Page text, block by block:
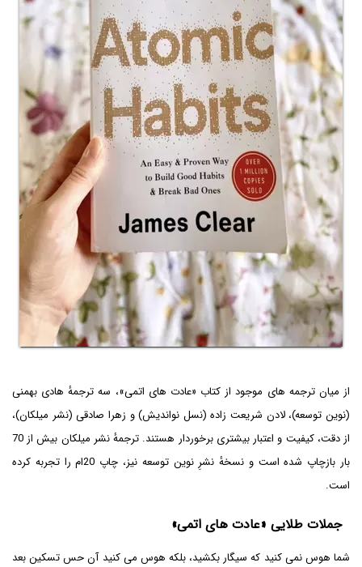
از میان ترجمه های موجود از کتاب «عادت های اتمی»، سه ترجمۀ هادی بهمنی
(نوین توسعه)، لادن شریعت زاده (نسل نواندیش) و زهرا صادقی (نشر میلکان)،
از دقت، کیفیت و اعتبار بیشتری برخوردار هستند. ترجمۀ نشر میلکان بیش از 70
بار بازچاپ شده است و نسخۀ نشرِ نوین توسعه نیز، چاپ 20ام را تجربه کرده
است.
جملات طلایی «عادت های اتمی»
شما هوس نمی کنید که سیگار بکشید، بلکه هوس می کنید آن حس تسکین بعد